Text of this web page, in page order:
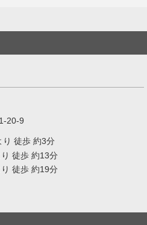
20-9
り 徒歩 約3分
徒歩 約13分
徒歩 約19分